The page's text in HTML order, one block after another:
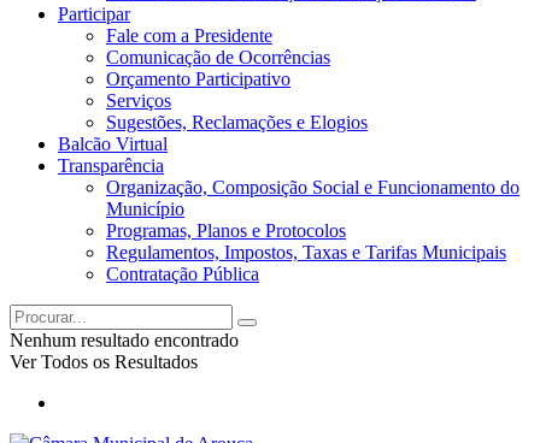
Participar
Fale com a Presidente
Comunicação de Ocorrências
Orçamento Participativo
Serviços
Sugestões, Reclamações e Elogios
Balcão Virtual
Transparência
Organização, Composição Social e Funcionamento do
Município
Programas, Planos e Protocolos
Regulamentos, Impostos, Taxas e Tarifas Municipais
Contratação Pública
Nenhum resultado encontrado
Ver Todos os Resultados